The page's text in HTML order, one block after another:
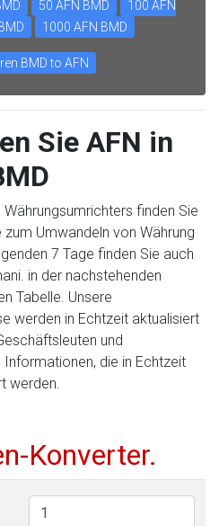
50 AFN BMD
100 AFN
1000 AFN BMD
BMD to AFN
Sie AFN in
finden Sie
Umwandeln von Währung
7 Tage finden Sie auch
in der nachstehenden
Tabelle. Unsere
werden in Echtzeit aktualisiert
und
die in Echtzeit
werden.
Konverter.